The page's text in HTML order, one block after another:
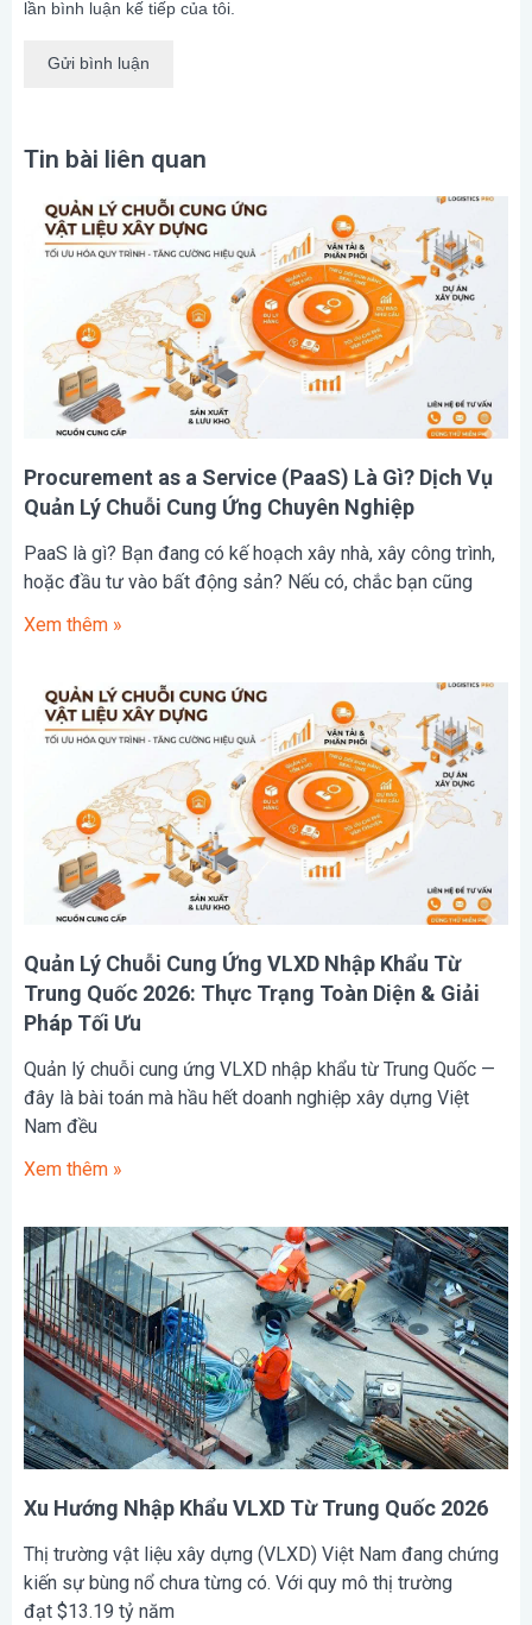
lần bình luận kế tiếp của tôi.
Tin bài liên quan
Procurement as a Service (PaaS) Là Gì? Dịch Vụ
Quản Lý Chuỗi Cung Ứng Chuyên Nghiệp
PaaS là gì? Bạn đang có kế hoạch xây nhà, xây công trình,
hoặc đầu tư vào bất động sản? Nếu có, chắc bạn cũng
Xem thêm »
Quản Lý Chuỗi Cung Ứng VLXD Nhập Khẩu Từ
Trung Quốc 2026: Thực Trạng Toàn Diện & Giải
Pháp Tối Ưu
Quản lý chuỗi cung ứng VLXD nhập khẩu từ Trung Quốc —
đây là bài toán mà hầu hết doanh nghiệp xây dựng Việt
Nam đều
Xem thêm »
Xu Hướng Nhập Khẩu VLXD Từ Trung Quốc 2026
Thị trường vật liệu xây dựng (VLXD) Việt Nam đang chứng
kiến sự bùng nổ chưa từng có. Với quy mô thị trường
đạt $13.19 tỷ năm